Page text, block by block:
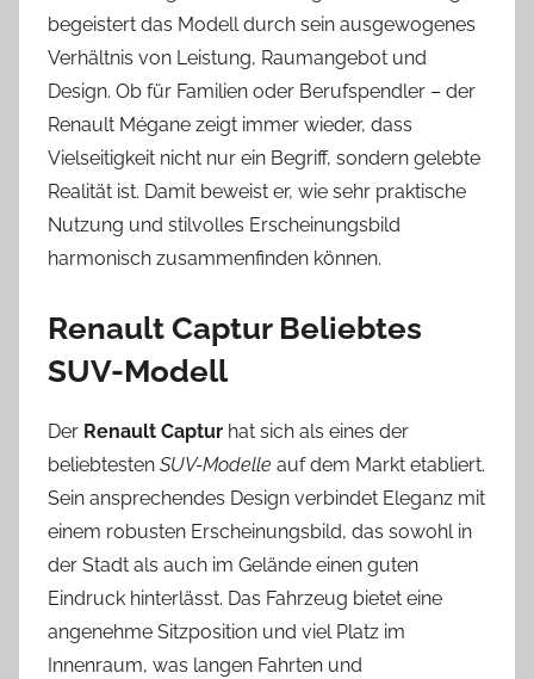
begeistert das Modell durch sein ausgewogenes
Verhältnis von Leistung, Raumangebot und
Design. Ob für Familien oder Berufspendler – der
Renault Mégane zeigt immer wieder, dass
Vielseitigkeit nicht nur ein Begriff, sondern gelebte
Realität ist. Damit beweist er, wie sehr praktische
Nutzung und stilvolles Erscheinungsbild
harmonisch zusammenfinden können.
Renault Captur Beliebtes
SUV-Modell
Der Renault Captur hat sich als eines der
beliebtesten SUV-Modelle auf dem Markt etabliert.
Sein ansprechendes Design verbindet Eleganz mit
einem robusten Erscheinungsbild, das sowohl in
der Stadt als auch im Gelände einen guten
Eindruck hinterlässt. Das Fahrzeug bietet eine
angenehme Sitzposition und viel Platz im
Innenraum, was langen Fahrten und